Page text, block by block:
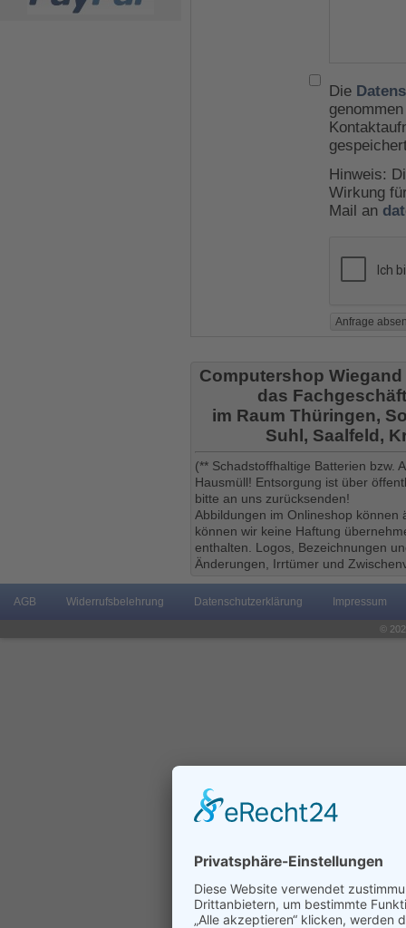
Die
Hinweis:
Wirkung
Mail an
Computershop
das
im Raum Thüringen,
Suhl, Saalfeld,
(** Schadstoffhaltige Batterien bzw.
Hausmüll! Entsorgung ist über
bitte an uns zurücksenden!
Abbildungen im Onlineshop
können wir keine Haftung
enthalten. Logos, Bezeichnungen
Änderungen, Irrtümer und
AGB Widerrufsbelehrung Datenschutzerklärung Impressum
©